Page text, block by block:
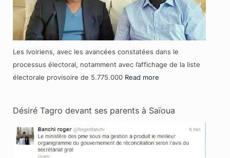
Les Ivoiriens, avec les avancées constatées dans le
processus électoral, notamment avec l’affichage de la liste
électorale provisoire de 5.775.000 Read more
Désiré Tagro devant ses parents à Saïoua